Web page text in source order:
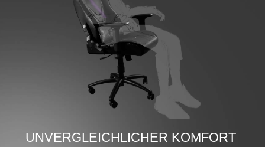
UNVERGLEICHLICHER KOMFORT